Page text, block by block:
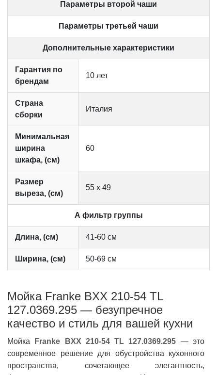
Параметры второй чаши
Параметры третьей чаши
Дополнительные характеристики
Гарантия по
брендам
10 лет
Страна
сборки
Италия
Минимальная
ширина
шкафа, (см)
60
Размер
выреза, (см)
55 х 49
А фильтр группы
Длина, (см) 41-60 см
Ширина, (см) 50-69 см
Мойка Franke BXX 210-54 TL
127.0369.295 — безупречное
качество и стиль для вашей кухни
Мойка Franke BXX 210-54 TL 127.0369.295 — это
современное решение для обустройства кухонного
пространства, сочетающее элегантность,